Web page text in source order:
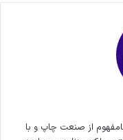
از صنعت چاپ و با